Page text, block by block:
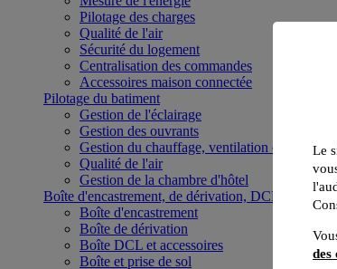
Pilotage des charges
Qualité de l'air
Sécurité du logement
Centralisation des commandes
Accessoires maison connectée
Pilotage du batiment
Gestion de l'éclairage
Gestion des ouvrants
Gestion du chauffage, ventilation et
Qualité de l'air
Gestion de la chambre d'hôtel
Boîte d'encastrement, de dérivation, DCL et boîte
Boîte d'encastrement
Boîte de dérivation
Boîte DCL et accessoires
Boîte et prise de sol
Le
des